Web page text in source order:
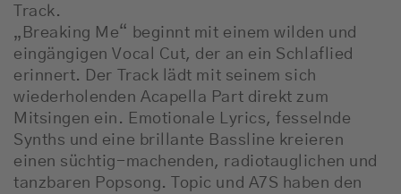
Track.
„Breaking Me“ beginnt mit einem wilden und
eingängigen Vocal Cut, der an ein Schlaflied
erinnert. Der Track lädt mit seinem sich
wiederholenden Acapella Part direkt zum
Mitsingen ein. Emotionale Lyrics, fesselnde
Synths und eine brillante Bassline kreieren
einen süchtig-machenden, radiotauglichen und
tanzbaren Popsong. Topic und A7S haben den